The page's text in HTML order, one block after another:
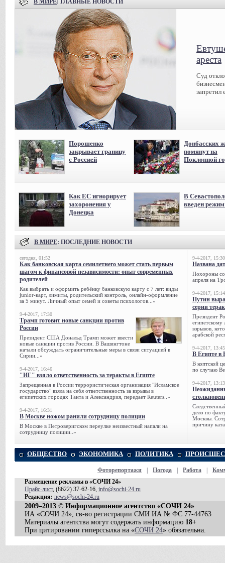
ареста
Суд
запретил
Порошенко
закрывает границу
с Россией
Донбасских
помянут на
Поклонной
Как ЕС игнорирует
захоронения у
Донецка
В
введен
В МИРЕ: ПОСЛЕДНИЕ НОВОСТИ
сегодня, 01:52
Как банковская карта семилетнего может стать первым
шагом к финансовой независимости: опыт современных
родителей
Как выбрать и оформить ребёнку банковскую карту с 7 лет: виды
junior-карт, лимиты, родительский контроль, онлайн-оформление
за 5 минут. Личный опыт семей и советы психологов...»
9-4-2017, 17:30
Трамп готовит новые санкции против
России
Президент США Дональд Трамп может ввести
новые санкции против России. В Вашингтоне
начали обсуждать ограничительные меры в связи ситуацией в
Сирии...»
9-4-2017, 16:46
"ИГ" взяло ответственность за теракты в Египте
Запрещенная в России террористическая организация "Исламское
государство" взяла на себя ответственность за взрывы в
египетских городах Танта и Александрия, передает Reuters..»
9-4-2017, 16:31
В Москве ножом ранили сотрудницу полиции
В Москве в Петроверигском переулке неизвестный напали на
сотрудницу полиции..»
9-4-2017, 15:30
Названа
Похороны
апреля на
9-4-2017, 15:14
Путин
серии
Президент
египетскому
взрывов,
арабской
9-4-2017, 13:45
В Египте в
В коптской
по случаю
9-4-2017, 13:13
дело по
Москвы.
причину
ОБЩЕСТВО ЭКОНОМИКА ПОЛИТИКА
Фоторепортажи Погода Работа
Размещение рекламы в «СОЧИ 24»
Прайс-лист, (8622) 37-62-16, info@sochi-24.ru
Редакция: news@sochi-24.ru
2009–2013 © Информационное агентство «СОЧИ 24»
ИА «СОЧИ 24», св-во регистрации СМИ ИА № ФС 77-44763
Материалы агентства могут содержать информацию 18+
При цитировании гиперссылка на «СОЧИ 24» обязательна.